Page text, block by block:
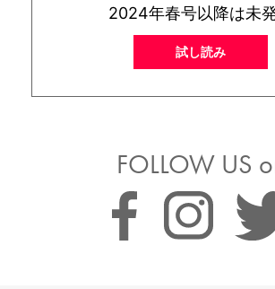
2024年春号以降は未
試し読み
FOLLOW US